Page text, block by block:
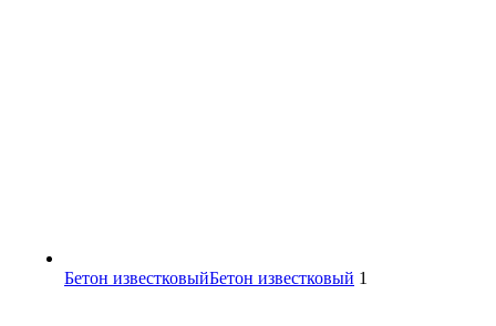
Бетон известковыйБетон известковый 1